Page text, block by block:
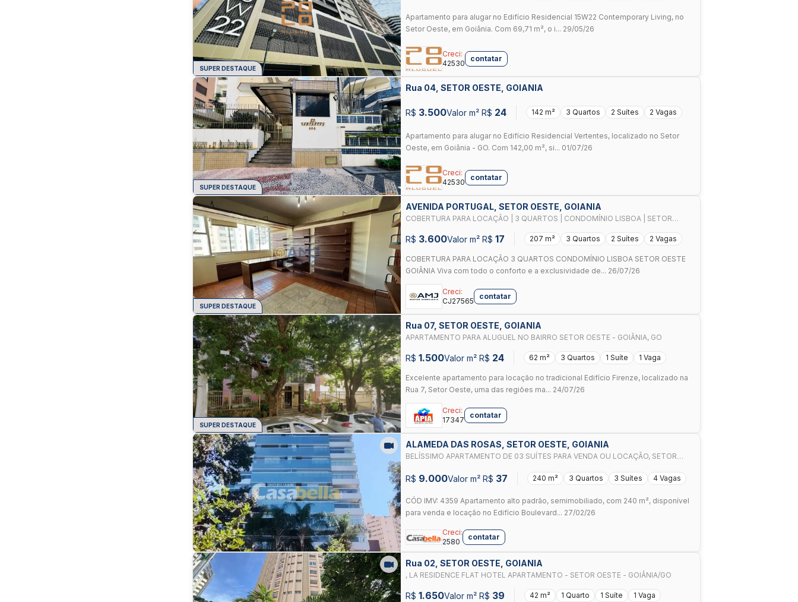
SUPER DESTAQUE
Apartamento para alugar no Edifício Residencial 15W22 Contemporary Living, no
Setor Oeste, em Goiânia. Com 69,71 m², o i... 29/05/26
Creci:
42530
contatar
SUPER DESTAQUE
Rua 04, SETOR OESTE, GOIANIA
R$ 3.500Valor m² R$ 24 142 m² 3 Quartos 2 Suítes 2 Vagas
Apartamento para alugar no Edifício Residencial Vertentes, localizado no Setor
Oeste, em Goiânia - GO. Com 142,00 m², si... 01/07/26
Creci:
42530
contatar
SUPER DESTAQUE
AVENIDA PORTUGAL, SETOR OESTE, GOIANIA
COBERTURA PARA LOCAÇÃO | 3 QUARTOS | CONDOMÍNIO LISBOA | SETOR
R$ 3.600Valor m² R$ 17 207 m² 3 Quartos 2 Suítes 2 Vagas
COBERTURA PARA LOCAÇÃO 3 QUARTOS CONDOMÍNIO LISBOA SETOR OESTE
GOIÂNIA Viva com todo o conforto e a exclusividade de... 26/07/26
Creci:
CJ27565
contatar
SUPER DESTAQUE
Rua 07, SETOR OESTE, GOIANIA
APARTAMENTO PARA ALUGUEL NO BAIRRO SETOR OESTE - GOIÂNIA, GO
R$ 1.500Valor m² R$ 24 62 m² 3 Quartos 1 Suíte 1 Vaga
Excelente apartamento para locação no tradicional Edifício Firenze, localizado na
Rua 7, Setor Oeste, uma das regiões ma... 24/07/26
Creci:
17347
contatar
ALAMEDA DAS ROSAS, SETOR OESTE, GOIANIA
BELÍSSIMO APARTAMENTO DE 03 SUÍTES PARA VENDA OU LOCAÇÃO, SETOR
R$ 9.000Valor m² R$ 37 240 m² 3 Quartos 3 Suítes 4 Vagas
CÓD IMV: 4359 Apartamento alto padrão, semimobiliado, com 240 m², disponível
para venda e locação no Edifício Boulevard... 27/02/26
Creci:
2580
contatar
Rua 02, SETOR OESTE, GOIANIA
, LA RESIDENCE FLAT HOTEL APARTAMENTO - SETOR OESTE - GOIÂNIA/GO
R$ 1.650Valor m² R$ 39 42 m² 1 Quarto 1 Suíte 1 Vaga